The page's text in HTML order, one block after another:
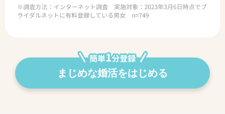
まじめな婚活をはじめる